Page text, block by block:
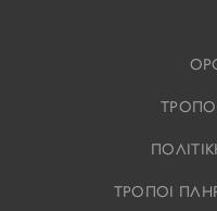
ΤΡΟΠΟΙ